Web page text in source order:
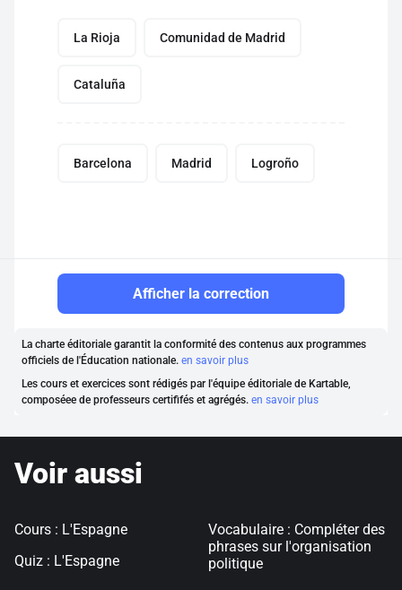
La Rioja Comunidad de Madrid
Cataluña
Barcelona Madrid Logroño
Afficher la correction
La charte éditoriale garantit la conformité des contenus aux programmes
officiels de l'Éducation nationale. en savoir plus
Les cours et exercices sont rédigés par l'équipe éditoriale de Kartable,
composéee de professeurs certififés et agrégés. en savoir plus
Voir aussi
Cours : L'Espagne
Quiz : L'Espagne
Vocabulaire : Compléter des
phrases sur l'organisation
politique